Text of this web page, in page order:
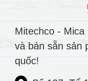
Mitechco -
và bán sẵn sản
quốc!